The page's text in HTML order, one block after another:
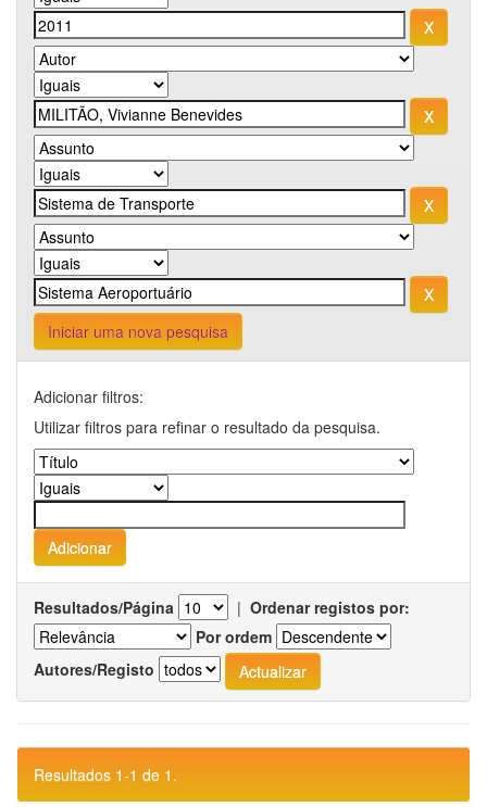
Iniciar uma nova pesquisa
Adicionar filtros:
Utilizar filtros para refinar o resultado da pesquisa.
Resultados/Página | Ordenar registos por:
Por ordem
Autores/Registo
Resultados 1-1 de 1.